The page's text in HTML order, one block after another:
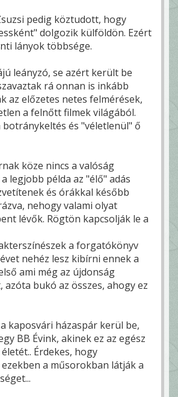
pedig köztudott, hogy
dolgozik külföldön. Ezért
lányok többsége.
leányzó, se azért került be
rá onnan is inkább
az előzetes netes felmérések,
a felnőtt filmek világából.
és "véletlenül" ő
köze nincs a valóság
legjobb példa az "élő" adás
és órákkal később
nehogy valami olyat
lévők. Rögtön kapcsolják le a
a forgatókönyv
nehéz lesz kibírni ennek a
ami még az újdonság
bukó az összes, ahogy ez
kaposvári házaspár kerül be,
BB Évink, akinek ez az egész
Érdekes, hogy
a műsorokban látják a